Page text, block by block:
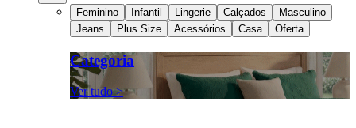
Feminino Infantil Lingerie Calçados
Masculino
Jeans
Plus Size Acessórios Casa Oferta
Categoria
Ver tudo >